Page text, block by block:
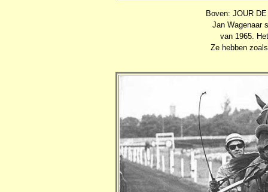
Boven: JOUR
Jan Wagenaar
van 1965.
Ze hebben